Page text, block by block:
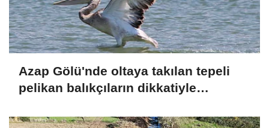
Azap Gölü'nde oltaya takılan tepeli
pelikan balıkçıların dikkatiyle